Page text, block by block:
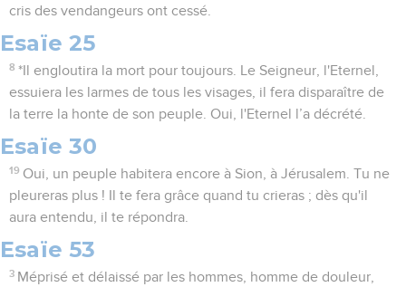
cris des vendangeurs ont cessé.
Esaïe 25
8 *Il engloutira la mort pour toujours. Le Seigneur, l'Eternel,
essuiera les larmes de tous les visages, il fera disparaître de
la terre la honte de son peuple. Oui, l'Eternel l’a décrété.
Esaïe 30
19 Oui, un peuple habitera encore à Sion, à Jérusalem. Tu ne
pleureras plus ! Il te fera grâce quand tu crieras ; dès qu'il
aura entendu, il te répondra.
Esaïe 53
3 Méprisé et délaissé par les hommes, homme de douleur,